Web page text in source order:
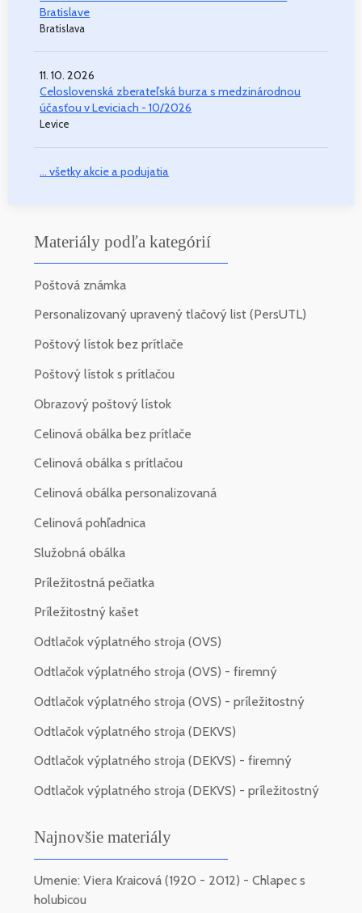
Bratislave
Bratislava
11. 10. 2026
Celoslovenská zberateľská burza s medzinárodnou
účasťou v Leviciach - 10/2026
Levice
... všetky akcie a podujatia
Materiály podľa kategórií
Poštová známka
Personalizovaný upravený tlačový list (PersUTL)
Poštový lístok bez prítlače
Poštový lístok s prítlačou
Obrazový poštový lístok
Celinová obálka bez prítlače
Celinová obálka s prítlačou
Celinová obálka personalizovaná
Celinová pohľadnica
Služobná obálka
Príležitostná pečiatka
Príležitostný kašet
Odtlačok výplatného stroja (OVS)
Odtlačok výplatného stroja (OVS) - firemný
Odtlačok výplatného stroja (OVS) - príležitostný
Odtlačok výplatného stroja (DEKVS)
Odtlačok výplatného stroja (DEKVS) - firemný
Odtlačok výplatného stroja (DEKVS) - príležitostný
Najnovšie materiály
Umenie: Viera Kraicová (1920 - 2012) - Chlapec s
holubicou